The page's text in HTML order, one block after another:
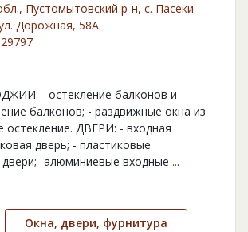
Пустомытовский р-н, с. Пасеки-
Дорожная, 58А
- остекление балконов и
балконов; - раздвижные окна из
остекление. ДВЕРИ: - входная
дверь; - пластиковые
алюминиевые входные ...
Окна, двери, фурнитура